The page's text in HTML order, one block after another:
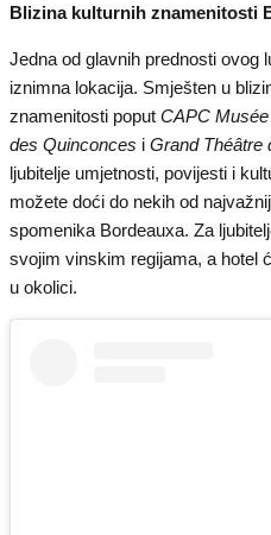
Blizina kulturnih znamenitosti
Jedna od glavnih prednosti ovog
iznimna lokacija. Smješten u
znamenitosti poput CAPC Musée
des Quinconces i Grand Théâtre
ljubitelje umjetnosti, povijesti i
možete doći do nekih od
spomenika Bordeauxa. Za
svojim vinskim regijama, a hotel
u okolici.